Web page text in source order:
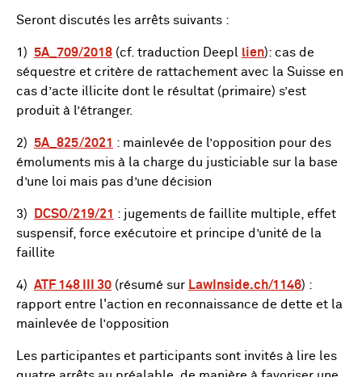
Seront discutés les arrêts suivants :
1) 5A_709/2018 (cf. traduction Deepl lien): cas de
séquestre et critère de rattachement avec la Suisse en
cas d’acte illicite dont le résultat (primaire) s’est
produit à l’étranger.
2) 5A_825/2021 : mainlevée de l’opposition pour des
émoluments mis à la charge du justiciable sur la base
d’une loi mais pas d’une décision
3) DCSO/219/21 : jugements de faillite multiple, effet
suspensif, force exécutoire et principe d’unité de la
faillite
4) ATF 148 III 30 (résumé sur LawInside.ch/1146) :
rapport entre l'action en reconnaissance de dette et la
mainlevée de l’opposition
Les participantes et participants sont invités à lire les